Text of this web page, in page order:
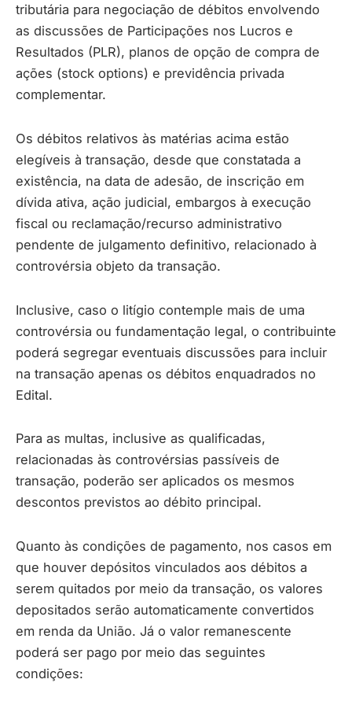
tributária para negociação de débitos envolvendo
as discussões de Participações nos Lucros e
Resultados (PLR), planos de opção de compra de
ações (stock options) e previdência privada
complementar.
Os débitos relativos às matérias acima estão
elegíveis à transação, desde que constatada a
existência, na data de adesão, de inscrição em
dívida ativa, ação judicial, embargos à execução
fiscal ou reclamação/recurso administrativo
pendente de julgamento definitivo, relacionado à
controvérsia objeto da transação.
Inclusive, caso o litígio contemple mais de uma
controvérsia ou fundamentação legal, o contribuinte
poderá segregar eventuais discussões para incluir
na transação apenas os débitos enquadrados no
Edital.
Para as multas, inclusive as qualificadas,
relacionadas às controvérsias passíveis de
transação, poderão ser aplicados os mesmos
descontos previstos ao débito principal.
Quanto às condições de pagamento, nos casos em
que houver depósitos vinculados aos débitos a
serem quitados por meio da transação, os valores
depositados serão automaticamente convertidos
em renda da União. Já o valor remanescente
poderá ser pago por meio das seguintes
condições: